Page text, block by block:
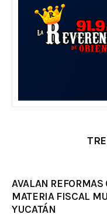
AVALAN
MATERIA FISCAL
YUCATÁN